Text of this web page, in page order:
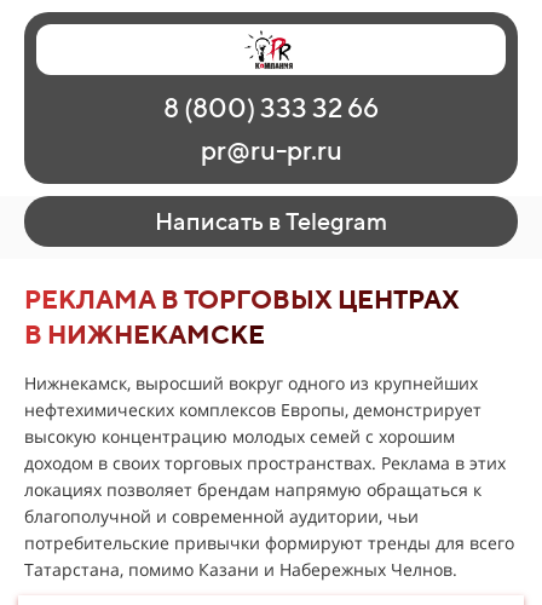
Главная
Наши работы
О рекламе
Регионы
Контакты
8 (800) 333 32 66
pr@ru-pr.ru
Написать в Telegram
РЕКЛАМА В ТОРГОВЫХ ЦЕНТРАХ
В НИЖНЕКАМСКЕ
Нижнекамск, выросший вокруг одного из крупнейших
нефтехимических комплексов Европы, демонстрирует
высокую концентрацию молодых семей с хорошим
доходом в своих торговых пространствах. Реклама в этих
локациях позволяет брендам напрямую обращаться к
благополучной и современной аудитории, чьи
потребительские привычки формируют тренды для всего
Татарстана, помимо Казани и Набережных Челнов.